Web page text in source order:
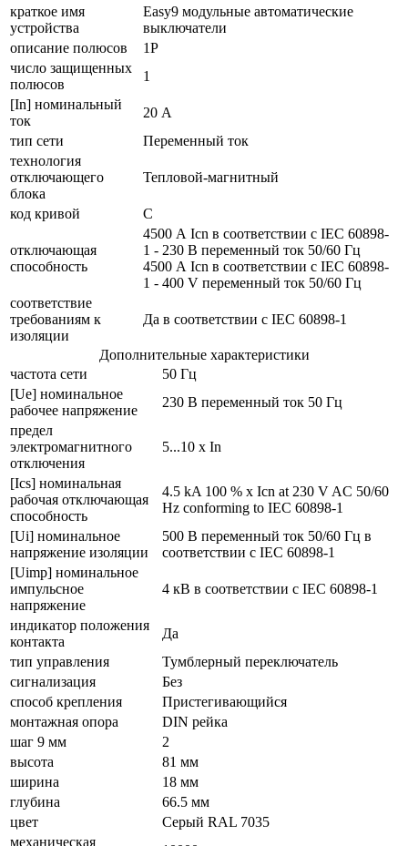
краткое имя
устройства
Easy9 модульные автоматические
выключатели
описание полюсов
1P
число защищенных
полюсов
1
[In] номинальный
ток
20 А
тип сети
Переменный ток
технология
отключающего
блока
Тепловой-магнитный
код кривой C
отключающая
способность
4500 А Icn в соответствии с IEC 60898-
1 - 230 В переменный ток 50/60 Гц
4500 А Icn в соответствии с IEC 60898-
1 - 400 V переменный ток 50/60 Гц
соответствие
требованиям к
изоляции
Да в соответствии с IEC 60898-1
Дополнительные характеристики
частота сети
50 Гц
[Ue] номинальное
рабочее напряжение
230 В переменный ток 50 Гц
предел
электромагнитного
отключения
5...10 x In
[Ics] номинальная
рабочая отключающая
способность
4.5 kA 100 % x Icn at 230 V AC 50/60
Hz conforming to IEC 60898-1
[Ui] номинальное
напряжение изоляции
500 В переменный ток 50/60 Гц в
соответствии с IEC 60898-1
[Uimp] номинальное
импульсное
напряжение
4 кВ в соответствии с IEC 60898-1
индикатор положения
контакта
Да
тип управления
Тумблерный переключатель
сигнализация
Без
способ крепления
Пристегивающийся
монтажная опора
DIN рейка
шаг 9 мм
2
высота
81 мм
ширина
18 мм
глубина
66.5 мм
цвет
Серый RAL 7035
механическая